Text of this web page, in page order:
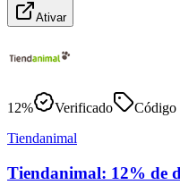
Ativar
12% Verificado
Código
Tiendanimal
Tiendanimal: 12% de